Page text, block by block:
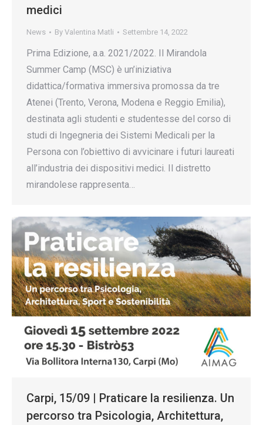
medici
News By Valentina Matli Settembre 14, 2022
Prima Edizione, a.a. 2021/2022. Il Mirandola
Summer Camp (MSC) è un’iniziativa
didattica/formativa immersiva promossa da tre
Atenei (Trento, Verona, Modena e Reggio Emilia),
destinata agli studenti e studentesse del corso di
studi di Ingegneria dei Sistemi Medicali per la
Persona con l’obiettivo di avvicinare i futuri laureati
all’industria dei dispositivi medici. Il distretto
mirandolese rappresenta…
Carpi, 15/09 | Praticare la resilienza. Un
percorso tra Psicologia, Architettura,